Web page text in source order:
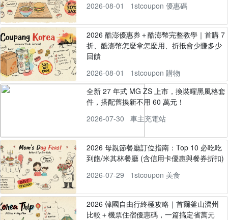
2026-08-01
1stcoupon 優惠碼
2026 酷澎優惠券＋酷澎幣完整教學｜首購 7
折、酷澎幣怎麼拿怎麼用、折抵會少賺多少
回饋
2026-08-01
1stcoupon 購物
全新 27 年式 MG ZS 上市，換裝曜黑風格套
件，搭配舊換新不用 60 萬元！
2026-07-30
車主充電站
2026 母親節餐廳訂位指南：Top 10 必吃吃
到飽/米其林餐廳 (含信用卡優惠與餐券折扣)
2026-07-29
1stcoupon 美食
2026 韓國自由行終極攻略｜首爾釜山濟州
比較＋機票住宿優惠碼，一篇搞定省萬元